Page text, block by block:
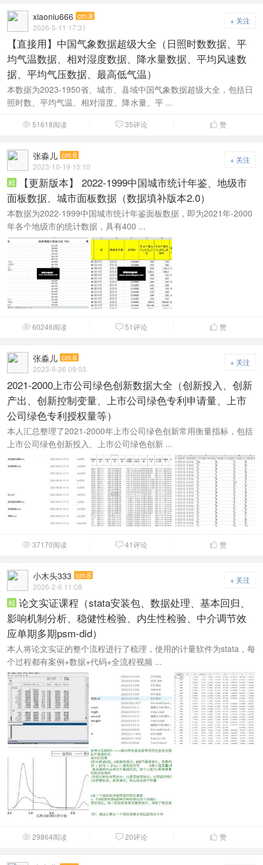
+ 关注
xiaoniu666 cm.8
2026-5-11 17:31
【直接用】中国气象数据超级大全（日照时数数据、平
均气温数据、相对湿度数据、降水量数据、平均风速数
据、平均气压数据、最高低气温）
本数据为2023-1950省、城市、县域中国气象数据超级大全，包括日
照时数、平均气温、相对湿度、降水量、平 ...
 51618阅读  35评论  赞
+ 关注
张淼儿 cm.6
2023-10-19 15:10
精
【更新版本】 2022-1999中国城市统计年鉴、地级市
面板数据、城市面板数据（数据填补版本2.0）
本数据为2022-1999中国城市统计年鉴面板数据，即为2021年-2000
年各个地级市的统计数据，具有400 ...
 60246阅读  51评论  赞
+ 关注
张淼儿 cm.6
2023-9-26 09:03
2021-2000上市公司绿色创新数据大全（创新投入、创新
产出、创新控制变量、上市公司绿色专利申请量、上市
公司绿色专利授权量等）
本人汇总整理了2021-2000年上市公司绿色创新常用衡量指标，包括
上市公司绿色创新投入、上市公司绿色创新 ...
 37170阅读  41评论  赞
+ 关注
小木头333 cm.8
2026-2-6 11:08
精 论文实证课程（stata安装包、数据处理、基本回归、
影响机制分析、稳健性检验、内生性检验、中介调节效
应单期多期psm-did）
本人将论文实证的整个流程进行了梳理，使用的计量软件为stata，每
个过程都有案例+数据+代码+全流程视频 ...
 29864阅读  20评论  赞